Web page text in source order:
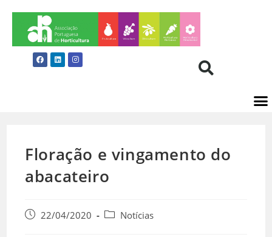
Floração e vingamento do
abacateiro
22/04/2020 Notícias